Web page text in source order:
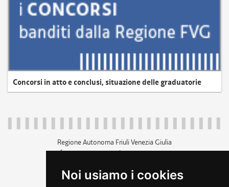
Noi usiamo i cookies
Concorsi in atto e conclusi, situazione delle graduatorie
Regione Autonoma Friuli Venezia Giulia
c.f. 80014930327; p.iva 00526040324
+39 040 3771111